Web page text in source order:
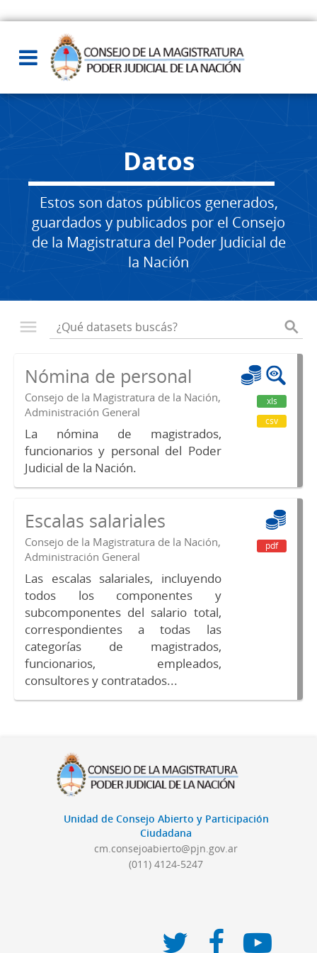
Datos
Estos son datos públicos generados,
guardados y publicados por el Consejo
de la Magistratura del Poder Judicial de
la Nación
Nómina de personal
Consejo de la Magistratura de la Nación,
Administración General
La nómina de magistrados,
funcionarios y personal del Poder
Judicial de la Nación.
xls
csv
Escalas salariales
Consejo de la Magistratura de la Nación,
Administración General
Las escalas salariales, incluyendo
todos los componentes y
subcomponentes del salario total,
correspondientes a todas las
categorías de magistrados,
funcionarios, empleados,
consultores y contratados...
pdf
Unidad de Consejo Abierto y Participación
Ciudadana
cm.consejoabierto@pjn.gov.ar
(011) 4124-5247